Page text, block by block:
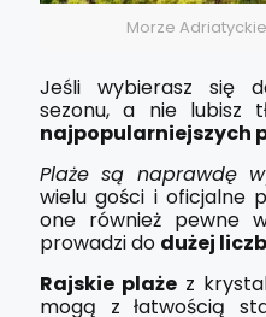
Morze
Jeśli wybierasz się
sezonu, a nie lubisz
najpopularniejszych
Plaże są naprawdę
wielu gości i oficjalne
one również pewne
prowadzi do dużej
Rajskie plaże z
mogą z łatwością